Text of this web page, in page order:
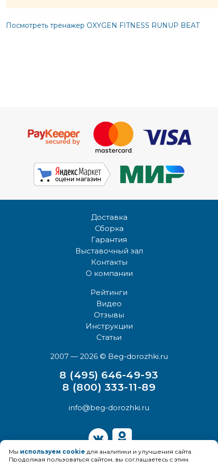
Посмотреть тренажер OXYGEN FITNESS RUNUP BEAT
Доставка
Сборка
Гарантия
Выставочный зал
Контакты
О компании
Рейтинги
Видео
Отзывы
Инструкции
Статьи
2007 — 2026 © Beg-dorozhki.ru
8 (495) 646-49-93
8 (800) 333-11-89
info@beg-dorozhki.ru
Мы используем cookie для аналитики и улучшения сайта.
Продолжая пользоваться сайтом, вы соглашаетесь с этим.